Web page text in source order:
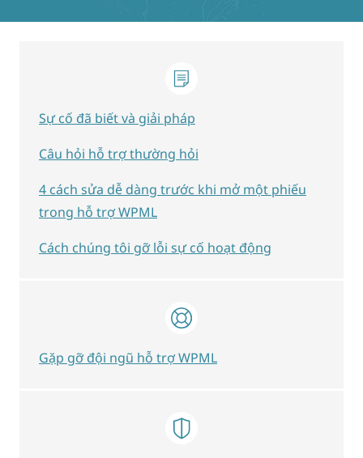
Sự cố đã biết và giải pháp
Câu hỏi hỗ trợ thường hỏi
4 cách sửa dễ dàng trước khi mở một phiếu
trong hỗ trợ WPML
Cách chúng tôi gỡ lỗi sự cố hoạt động
Gặp gỡ đội ngũ hỗ trợ WPML